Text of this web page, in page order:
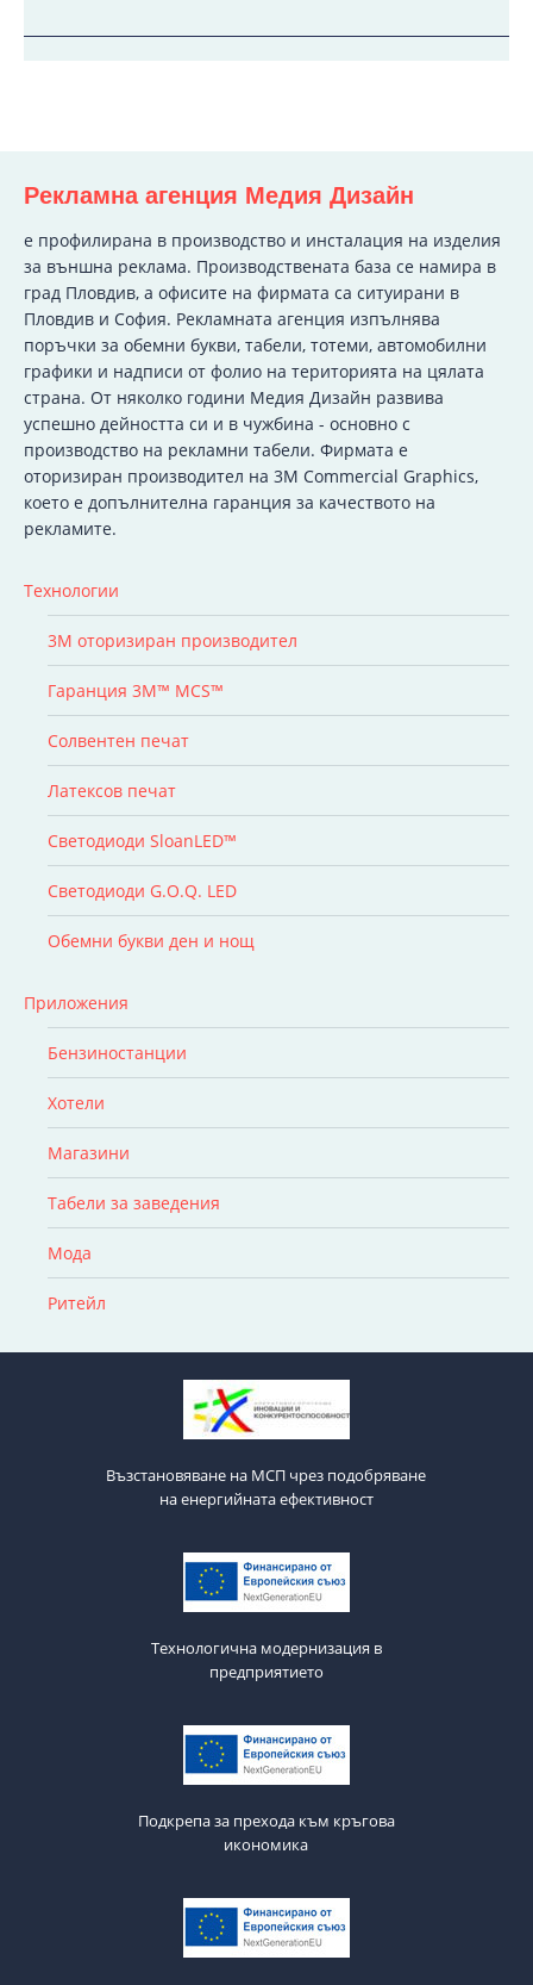
Рекламна агенция Медия Дизайн
e профилирана в производство и инсталация на изделия
за външна реклама. Производствената база се намира в
град Пловдив, а офисите на фирмата са ситуирани в
Пловдив и София. Рекламната агенция изпълнява
поръчки за обемни букви, табели, тотеми, автомобилни
графики и надписи от фолио на територията на цялата
страна. От няколко години Медия Дизайн развива
успешно дейността си и в чужбина - основно с
производство на рекламни табели. Фирмата е
оторизиран производител на 3M Commercial Graphics,
което е допълнителна гаранция за качеството на
рекламите.
Технологии
3M оторизиран производител
Гаранция 3M™ MCS™
Солвентен печат
Латексов печат
Светодиоди SloanLED™
Светодиоди G.O.Q. LED
Обемни букви ден и нощ
Приложения
Бензиностанции
Хотели
Магазини
Табели за заведения
Мода
Ритейл
Възстановяване на МСП чрез подобряване
на енергийната ефективност
Технологична модернизация в
предприятието
Подкрепа за прехода към кръгова
икономика